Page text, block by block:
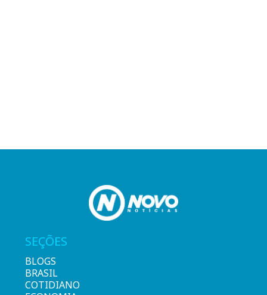
SEÇÕES
BLOGS
BRASIL
COTIDIANO